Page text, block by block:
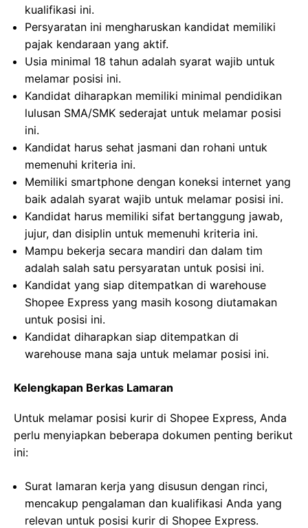
kualifikasi ini.
Persyaratan ini mengharuskan kandidat memiliki
pajak kendaraan yang aktif.
Usia minimal 18 tahun adalah syarat wajib untuk
melamar posisi ini.
Kandidat diharapkan memiliki minimal pendidikan
lulusan SMA/SMK sederajat untuk melamar posisi
ini.
Kandidat harus sehat jasmani dan rohani untuk
memenuhi kriteria ini.
Memiliki smartphone dengan koneksi internet yang
baik adalah syarat wajib untuk melamar posisi ini.
Kandidat harus memiliki sifat bertanggung jawab,
jujur, dan disiplin untuk memenuhi kriteria ini.
Mampu bekerja secara mandiri dan dalam tim
adalah salah satu persyaratan untuk posisi ini.
Kandidat yang siap ditempatkan di warehouse
Shopee Express yang masih kosong diutamakan
untuk posisi ini.
Kandidat diharapkan siap ditempatkan di
warehouse mana saja untuk melamar posisi ini.
Kelengkapan Berkas Lamaran
Untuk melamar posisi kurir di Shopee Express, Anda
perlu menyiapkan beberapa dokumen penting berikut
ini:
Surat lamaran kerja yang disusun dengan rinci,
mencakup pengalaman dan kualifikasi Anda yang
relevan untuk posisi kurir di Shopee Express.